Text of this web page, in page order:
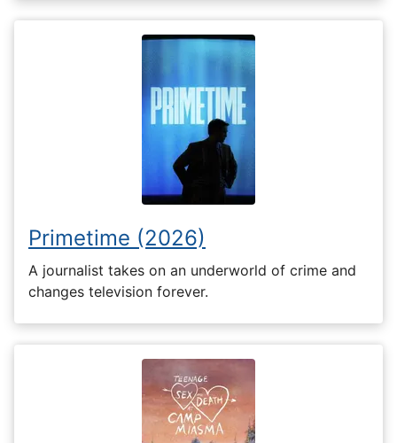
Primetime (2026)
A journalist takes on an underworld of crime and
changes television forever.